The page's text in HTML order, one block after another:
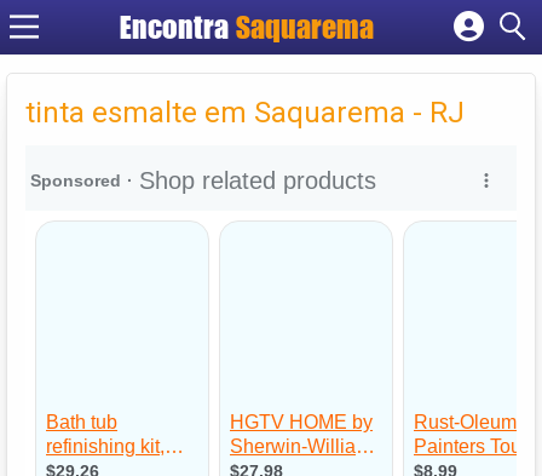
Encontra Saquarema
Cadastrar empresa
Criar conta
tinta esmalte em Saquarema - RJ